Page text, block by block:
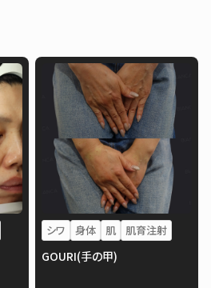
シワ 身体 肌 肌育注射
GOURI(手の甲)